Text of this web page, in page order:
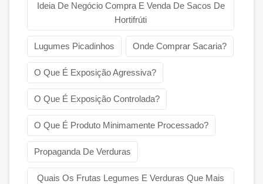
Ideia De Negócio Compra E Venda De Sacos De
Hortifrúti
Lugumes Picadinhos Onde Comprar Sacaria?
O Que É Exposição Agressiva?
O Que É Exposição Controlada?
O Que É Produto Minimamente Processado?
Propaganda De Verduras
Quais Os Frutas Legumes E Verduras Que Mais